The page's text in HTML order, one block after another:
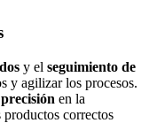
y el seguimiento de
y agilizar los procesos.
precisión en la
correctos